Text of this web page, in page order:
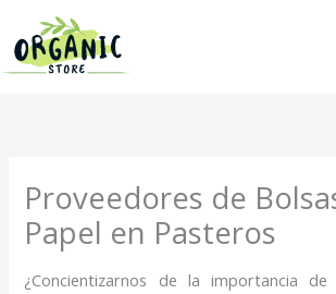
contenido
Proveedores de
Papel en Pasteros
¿Concientizarnos de la importancia